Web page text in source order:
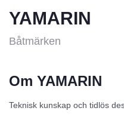
YAMARIN
Båtmärken
Om YAMARIN
Teknisk kunskap och tidlös